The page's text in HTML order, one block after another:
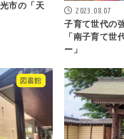
市の「天
2023.08.07
子育て世代の
「南子育て世
ー」
図書館